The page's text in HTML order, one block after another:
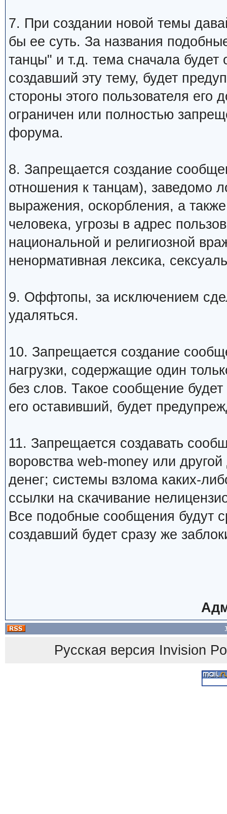
7. При создании новой темы
бы ее суть. За названия
танцы" и т.д. тема сначала будет
создавший эту тему, будет
стороны этого пользователя
ограничен или полностью
форума.
8. Запрещается создание
отношения к танцам), заведомо
выражения, оскорбления, а
человека, угрозы в адрес
национальной и религиозной
ненормативная лексика,
9. Оффтопы, за исключением
удаляться.
10. Запрещается создание
нагрузки, содержащие один
без слов. Такое сообщение
его оставивший, будет
11. Запрещается создавать
воровства web-money или
денег; системы взлома каких-
ссылки на скачивание
Все подобные сообщения будут
создавший будет сразу же
Русская версия Invision